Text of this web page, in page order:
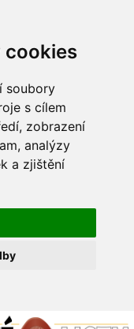
cookies
soubory
s cílem
zobrazení
analýzy
a zjištění